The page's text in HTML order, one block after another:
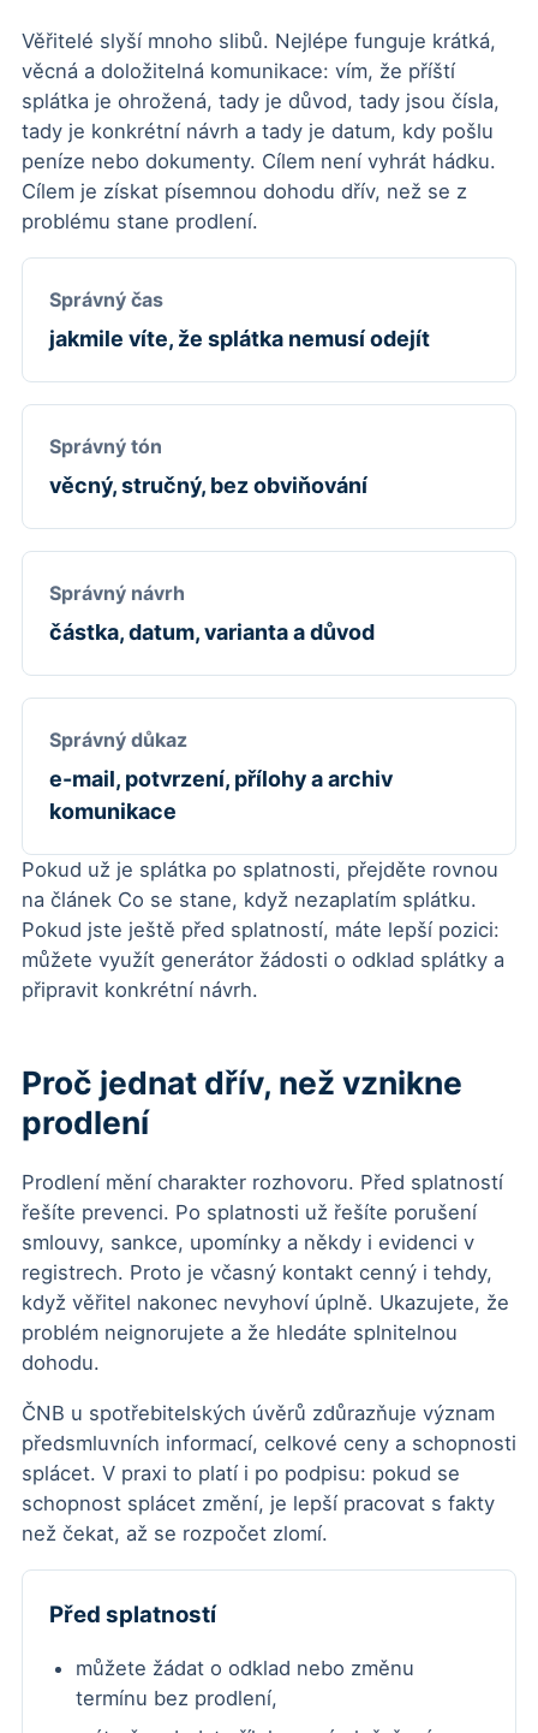
Věřitelé slyší mnoho slibů. Nejlépe funguje krátká,
věcná a doložitelná komunikace: vím, že příští
splátka je ohrožená, tady je důvod, tady jsou čísla,
tady je konkrétní návrh a tady je datum, kdy pošlu
peníze nebo dokumenty. Cílem není vyhrát hádku.
Cílem je získat písemnou dohodu dřív, než se z
problému stane prodlení.
Správný čas
jakmile víte, že splátka nemusí odejít
Správný tón
věcný, stručný, bez obviňování
Správný návrh
částka, datum, varianta a důvod
Správný důkaz
e-mail, potvrzení, přílohy a archiv
komunikace
Pokud už je splátka po splatnosti, přejděte rovnou
na článek Co se stane, když nezaplatím splátku.
Pokud jste ještě před splatností, máte lepší pozici:
můžete využít generátor žádosti o odklad splátky a
připravit konkrétní návrh.
Proč jednat dřív, než vznikne
prodlení
Prodlení mění charakter rozhovoru. Před splatností
řešíte prevenci. Po splatnosti už řešíte porušení
smlouvy, sankce, upomínky a někdy i evidenci v
registrech. Proto je včasný kontakt cenný i tehdy,
když věřitel nakonec nevyhoví úplně. Ukazujete, že
problém neignorujete a že hledáte splnitelnou
dohodu.
ČNB u spotřebitelských úvěrů zdůrazňuje význam
předsmluvních informací, celkové ceny a schopnosti
splácet. V praxi to platí i po podpisu: pokud se
schopnost splácet změní, je lepší pracovat s fakty
než čekat, až se rozpočet zlomí.
Před splatností
můžete žádat o odklad nebo změnu
termínu bez prodlení,